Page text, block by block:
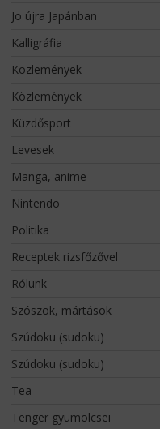
Jo újra Japánban
Kalligráfia
Közlemények
Közlemények
Küzdősport
Levesek
Manga, anime
Nintendo
Politika
Receptek rizsfőzővel
Rólunk
Szószok, mártások
Szúdoku (sudoku)
Szúdoku (sudoku)
Tea
Tenger gyümölcsei